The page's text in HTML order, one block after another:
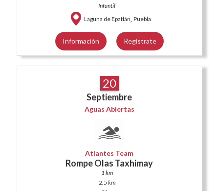
Infantil
Laguna de Epatlán, Puebla
Información Regístrate
20
Septiembre
Aguas Abiertas
Atlantes Team
Rompe Olas Taxhimay
1 km
2.5 km